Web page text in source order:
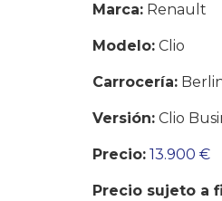
Marca: Renault
Modelo: Clio
Carrocería:
Versión: Clio
Precio: 13.900 €
Precio sujeto a